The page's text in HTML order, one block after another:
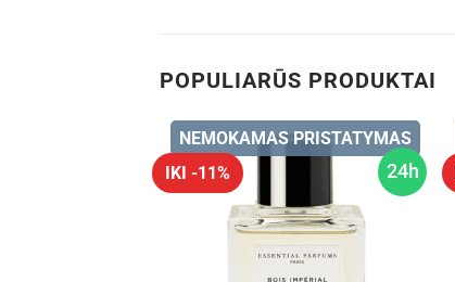
POPULIARŪS PRODUKTAI
24h
IKI -11%
NEMOKAMAS PRISTATYMAS